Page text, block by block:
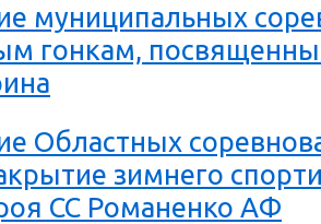
муниципальных
гонкам,
Областных
зимнего
СС Романенко АФ